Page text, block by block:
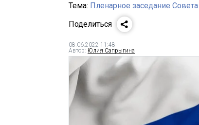
Тема: Пленарное заседание
Поделиться
08.06.2022 11:48
Автор: Юлия Сапрыгина